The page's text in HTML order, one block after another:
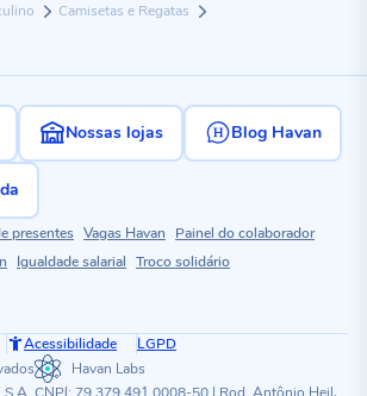
Camisetas e Regatas
Nossas lojas Blog Havan
presentes Vagas Havan
Painel do colaborador
Igualdade salarial Troco solidário
Acessibilidade
LGPD
Havan Labs